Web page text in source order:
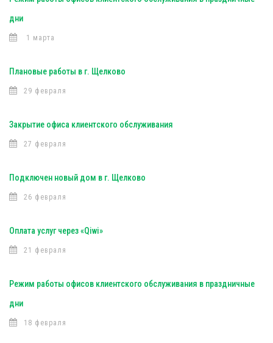
дни
1 марта
Плановые работы в г. Щелково
29 февраля
Закрытие офиса клиентского обслуживания
27 февраля
Подключен новый дом в г. Щелково
26 февраля
Оплата услуг через «Qiwi»
21 февраля
Режим работы офисов клиентского обслуживания в праздничные
дни
18 февраля